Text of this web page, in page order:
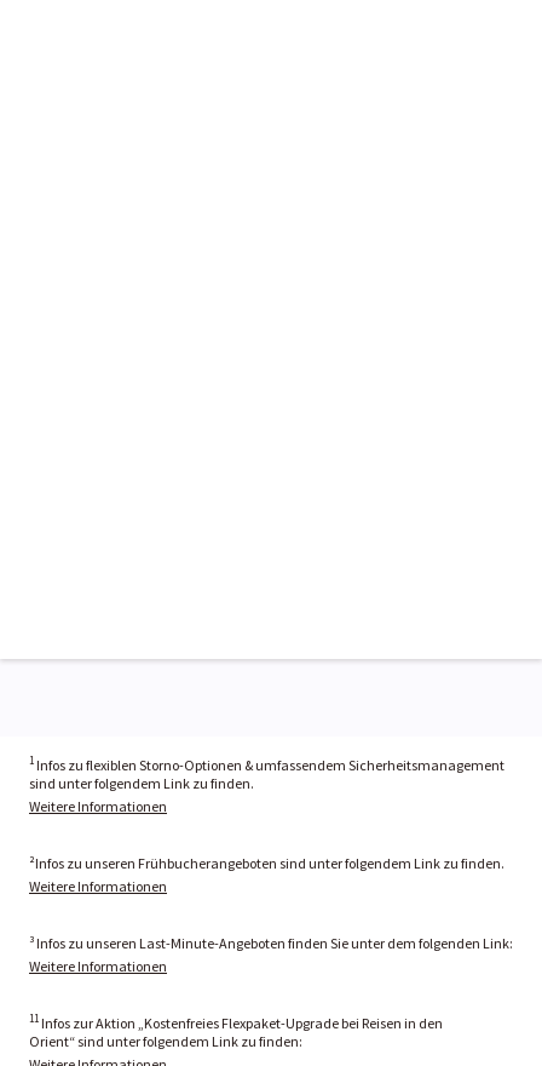
1 Infos zu flexiblen Storno-Optionen & umfassendem Sicherheitsmanagement
sind unter folgendem Link zu finden.
Weitere Informationen
²Infos zu unseren Frühbucherangeboten sind unter folgendem Link zu finden.
Weitere Informationen
³ Infos zu unseren Last-Minute-Angeboten finden Sie unter dem folgenden Link:
Weitere Informationen
11 Infos zur Aktion „Kostenfreies Flexpaket-Upgrade bei Reisen in den
Orient“ sind unter folgendem Link zu finden: